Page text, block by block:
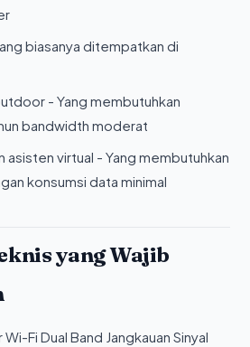
biasanya ditempatkan di
- Yang membutuhkan
bandwidth moderat
asisten virtual - Yang membutuhkan
konsumsi data minimal
yang Wajib
Fi Dual Band Jangkauan Sinyal